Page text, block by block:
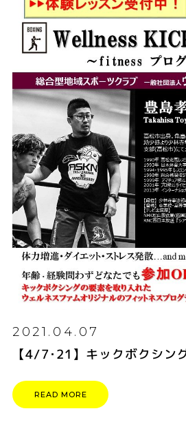
2021.04.07
【4/7･21】キックボクシン
READ MORE